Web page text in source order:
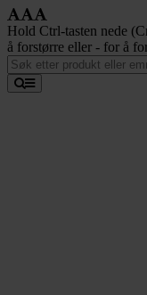
Hold Ctrl-tasten nede
å forstørre eller - for å